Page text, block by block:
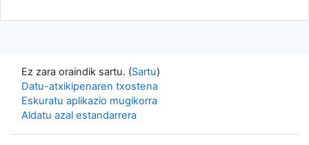
Ez zara oraindik sartu. (Sartu)
Datu-atxikipenaren txostena
Eskuratu aplikazio mugikorra
Aldatu azal estandarrera